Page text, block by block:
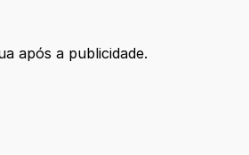
após a publicidade.